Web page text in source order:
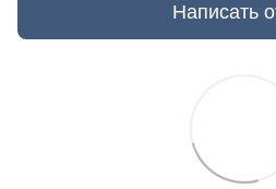
Написать